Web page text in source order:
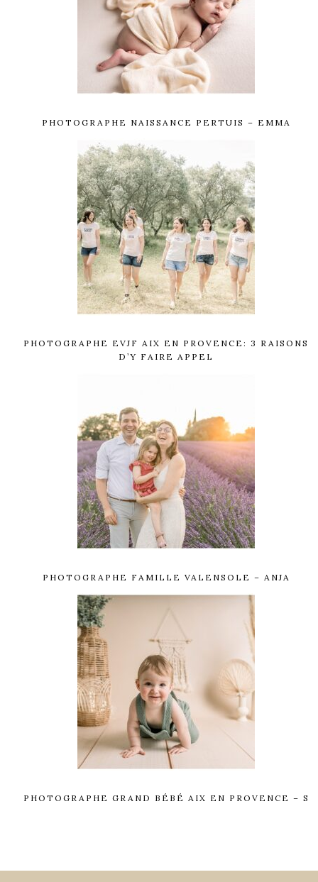
PHOTOGRAPHE NAISSANCE PERTUIS – EMMA
PHOTOGRAPHE EVJF AIX EN PROVENCE: 3 RAISONS
D’Y FAIRE APPEL
PHOTOGRAPHE FAMILLE VALENSOLE – ANJA
PHOTOGRAPHE GRAND BÉBÉ AIX EN PROVENCE – S